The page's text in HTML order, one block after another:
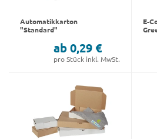
Automatikkarton
"Standard"
ab 0,29 €
pro Stück inkl. MwSt.
E-